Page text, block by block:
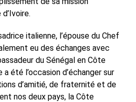
italienne, l’épouse du Chef
eu des échanges avec
du Sénégal en Côte
été l’occasion d’échanger sur
d’amitié, de fraternité et de
nos deux pays, la Côte